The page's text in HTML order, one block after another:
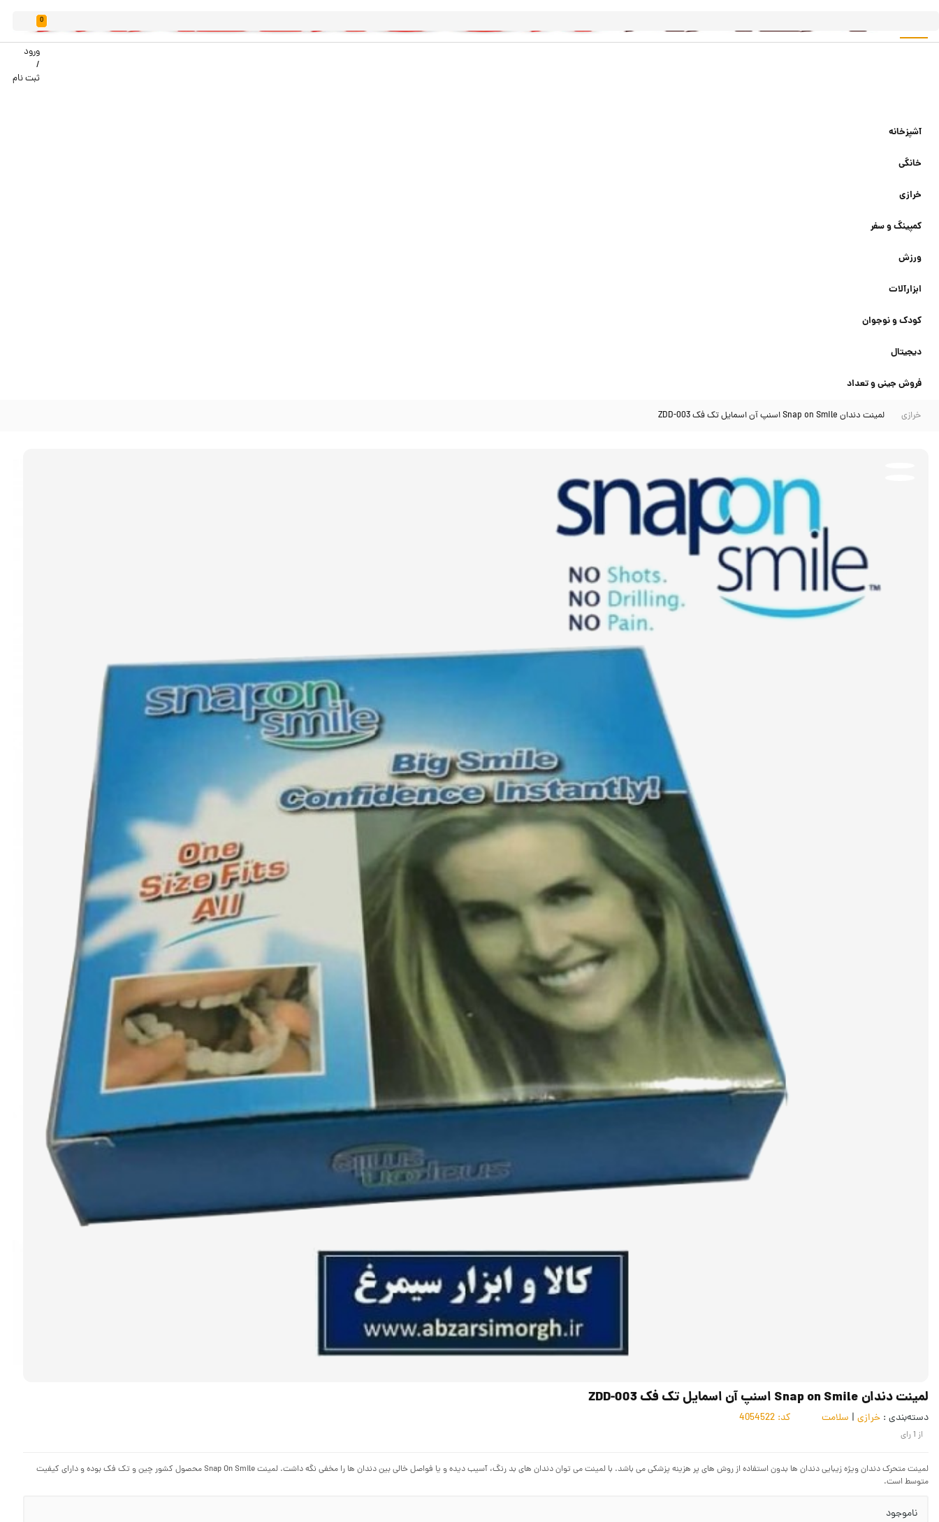
ورود
/
ثبت نام
0
آشپزخانه
خانگی
خرازی
کمپینگ و سفر
ورزش
ابزارآلات
کودک و نوجوان
دیجیتال
فروش جینی و تعداد
خرازی لمینت دندان Snap on Smile اسنپ آن اسمایل تک فک ZDD-003
لمینت دندان Snap on Smile اسنپ آن اسمایل تک فک ZDD-003
دسته‌بندی : خرازی | سلامت کد:
از 1رای
لمینت متحرک دندان ویژه زیبایی دندان ها بدون استفاده از روش های پر هزینه پزشکی می باشد. با لمینت می توان دندان های بد رنگ، آسیب دیده و یا فواصل خالی بین دندان ها را مخفی نگه داشت. لمینت Snap On Smile محصول کشور چین و تک فک بوده و دارای کیفیت
متوسط است.
ناموجود